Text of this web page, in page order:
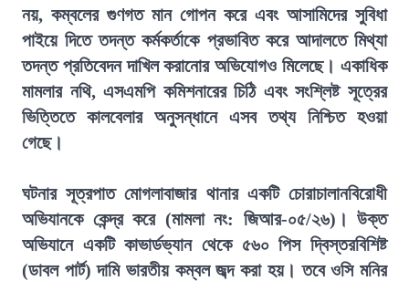
নয়, কম্বলের গুণগত মান গোপন করে এবং আসামিদের সুবিধা
পাইয়ে দিতে তদন্ত কর্মকর্তাকে প্রভাবিত করে আদালতে মিথ্যা
তদন্ত প্রতিবেদন দাখিল করানোর অভিযোগও মিলেছে। একাধিক
মামলার নথি, এসএমপি কমিশনারের চিঠি এবং সংশ্লিষ্ট সূত্রের
ভিত্তিতে কালবেলার অনুসন্ধানে এসব তথ্য নিশ্চিত হওয়া
গেছে।
ঘটনার সূত্রপাত মোগলাবাজার থানার একটি চোরাচালানবিরোধী
অভিযানকে কেন্দ্র করে (মামলা নং: জিআর-০৫/২৬)। উক্ত
অভিযানে একটি কাভার্ডভ্যান থেকে ৫৬০ পিস দ্বিস্তরবিশিষ্ট
(ডাবল পার্ট) দামি ভারতীয় কম্বল জব্দ করা হয়। তবে ওসি মনির